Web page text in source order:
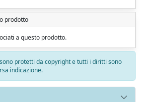
prodotto
a questo prodotto.
protetti da copyright e tutti i diritti sono
indicazione.